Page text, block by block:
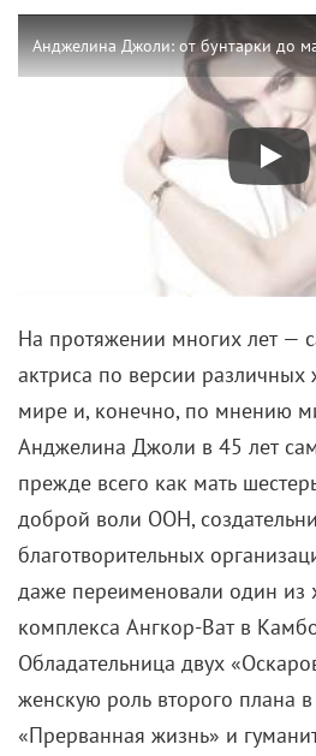
На протяжении многих лет —
актриса по версии различных
мире и, конечно, по мнению
Анджелина Джоли в 45 лет
прежде всего как мать
доброй воли ООН,
благотворительных
даже переименовали один из
комплекса Ангкор-Ват в
Обладательница двух
женскую роль второго плана
«Прерванная жизнь» и